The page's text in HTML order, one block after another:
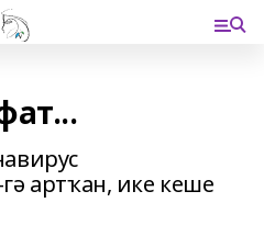
артҡан, ике кеше